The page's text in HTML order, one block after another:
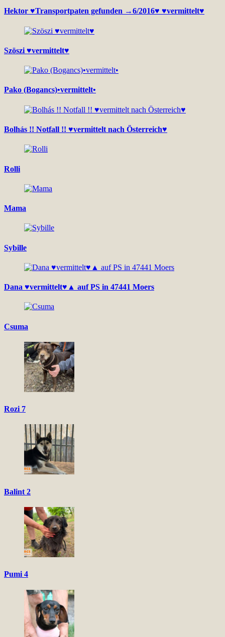
Hektor ♥Transportpaten gefunden →6/2016♥ ♥vermittelt♥
Szöszi ♥vermittelt♥
Pako (Bogancs)•vermittelt•
Bolhás !! Notfall !! ♥vermittelt nach Österreich♥
Rolli
Mama
Sybille
Dana ♥vermittelt♥▲ auf PS in 47441 Moers
Csuma
Rozi 7
Balint 2
Pumi 4